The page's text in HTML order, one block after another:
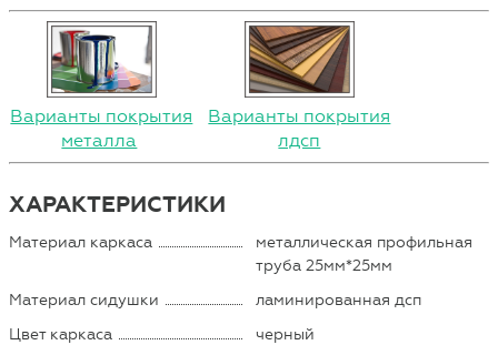
Варианты покрытия
металла
Варианты покрытия
лдсп
ХАРАКТЕРИСТИКИ
Материал каркаса
металлическая профильная
труба 25мм*25мм
Материал сидушки
ламинированная дсп
Цвет каркаса
черный